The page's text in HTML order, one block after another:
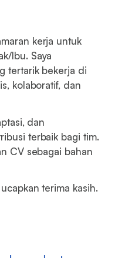
kerja untuk
Ibu. Saya
tertarik bekerja di
kolaboratif, dan
dan
terbaik bagi tim.
CV sebagai bahan
terima kasih.